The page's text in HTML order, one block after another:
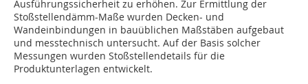
Ausführungssicherheit zu erhöhen. Zur Ermittlung der
Stoßstellendämm-Maße wurden Decken- und
Wandeinbindungen in bauüblichen Maßstäben aufgebaut
und messtechnisch untersucht. Auf der Basis solcher
Messungen wurden Stoßstellendetails für die
Produktunterlagen entwickelt.